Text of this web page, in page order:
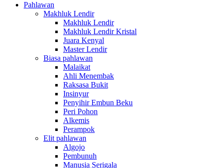
Pahlawan
Makhluk Lendir
Makhluk Lendir
Makhluk Lendir Kristal
Juara Kenyal
Master Lendir
Biasa pahlawan
Malaikat
Ahli Menembak
Raksasa Bukit
Insinyur
Penyihir Embun Beku
Peri Pohon
Alkemis
Perampok
Elit pahlawan
Algojo
Pembunuh
Manusia Serigala